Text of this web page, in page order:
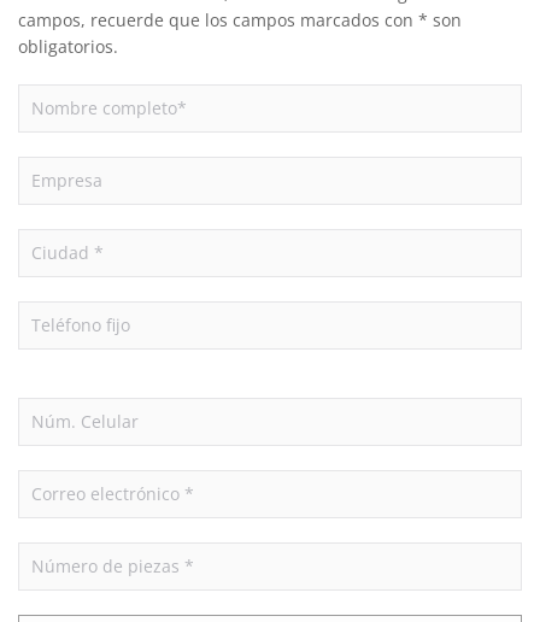
campos, recuerde que los campos marcados con * son
obligatorios.